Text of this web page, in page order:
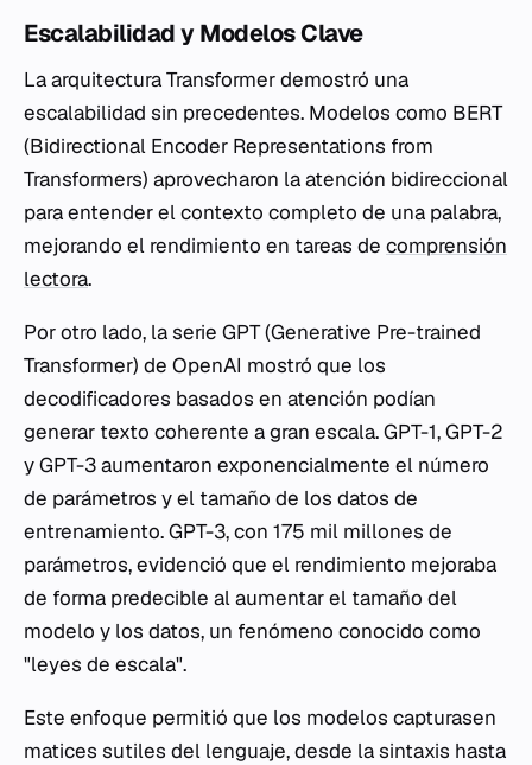
Escalabilidad y Modelos Clave
La arquitectura Transformer demostró una
escalabilidad sin precedentes. Modelos como BERT
(Bidirectional Encoder Representations from
Transformers) aprovecharon la atención bidireccional
para entender el contexto completo de una palabra,
mejorando el rendimiento en tareas de comprensión
lectora.
Por otro lado, la serie GPT (Generative Pre-trained
Transformer) de OpenAI mostró que los
decodificadores basados en atención podían
generar texto coherente a gran escala. GPT-1, GPT-2
y GPT-3 aumentaron exponencialmente el número
de parámetros y el tamaño de los datos de
entrenamiento. GPT-3, con 175 mil millones de
parámetros, evidenció que el rendimiento mejoraba
de forma predecible al aumentar el tamaño del
modelo y los datos, un fenómeno conocido como
"leyes de escala".
Este enfoque permitió que los modelos capturasen
matices sutiles del lenguaje, desde la sintaxis hasta